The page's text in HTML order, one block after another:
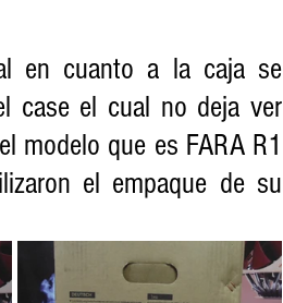
en cuanto a la caja se
case el cual no deja ver
modelo que es FARA R1
el empaque de su